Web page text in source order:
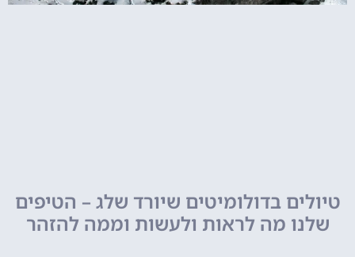
טיולים בדולומיטים שיורד שלג – הטיפים
שלנו מה לראות ולעשות וממה להזהר